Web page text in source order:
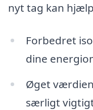
nyt tag kan
Forbedret
dine
Øget
særligt